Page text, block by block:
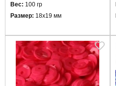
Вес: 100 гр
Размер: 18х19 мм